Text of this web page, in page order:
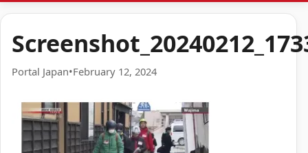
Portal Japan•February 12, 2024